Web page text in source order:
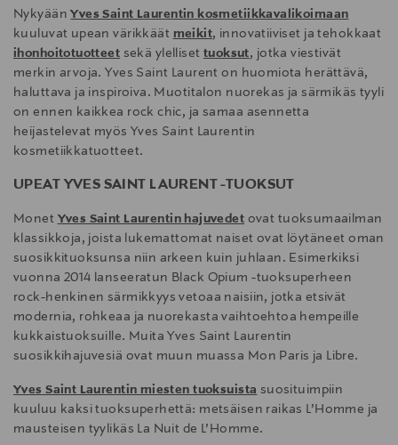
NykyäänYves Saint Laurentin kosmetiikkavalikoimaan
kuuluvat upean värikkäät meikit, innovatiiviset ja tehokkaat
ihonhoitotuotteet sekä ylelliset tuoksut, jotka viestivät
merkin arvoja. Yves Saint Laurent on huomiota herättävä,
haluttava ja inspiroiva. Muotitalon nuorekas ja särmikäs tyyli
on ennen kaikkea rock chic, ja samaa asennetta
heijastelevat myös Yves Saint Laurentin
kosmetiikkatuotteet.
UPEAT YVES SAINT LAURENT -TUOKSUT
Monet Yves Saint Laurentin hajuvedet ovat tuoksumaailman
klassikkoja, joista lukemattomat naiset ovat löytäneet oman
suosikkituoksunsa niin arkeen kuin juhlaan. Esimerkiksi
vuonna 2014 lanseeratun Black Opium -tuoksuperheen
rock-henkinen särmikkyys vetoaa naisiin, jotka etsivät
modernia, rohkeaa ja nuorekasta vaihtoehtoa hempeille
kukkaistuoksuille. Muita Yves Saint Laurentin
suosikkihajuvesiä ovat muun muassa Mon Paris ja Libre.
Yves Saint Laurentin miesten tuoksuista suosituimpiin
kuuluu kaksi tuoksuperhettä: metsäisen raikas L’Homme ja
mausteisen tyylikäs La Nuit de L’Homme.